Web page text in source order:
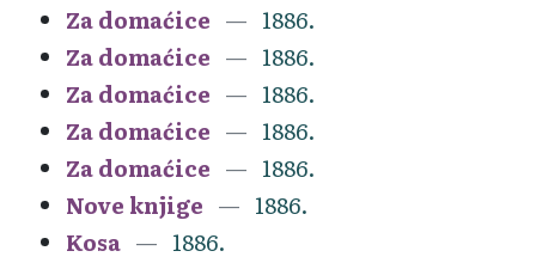
Za domaćice
1886.
Za domaćice
1886.
Za domaćice
1886.
Za domaćice
1886.
Za domaćice
1886.
Nove knjige
1886.
Kosa
1886.